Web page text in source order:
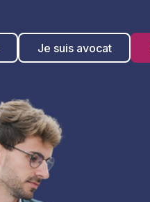
Je suis avocat